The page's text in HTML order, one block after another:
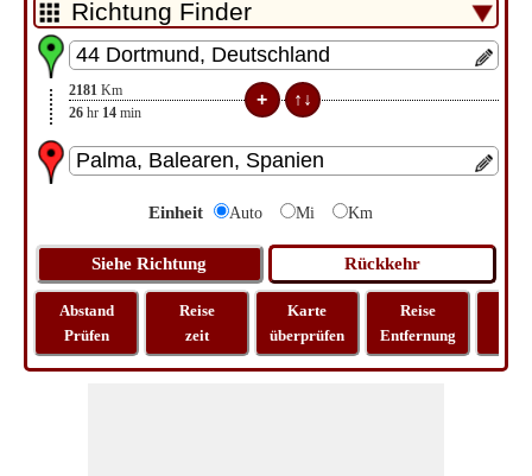
2181 Km
26 hr 14 min
Einheit Auto Mi Km
Abstand
Prüfen
Reise
zeit
Karte
überprüfen
Reise
Entfernung